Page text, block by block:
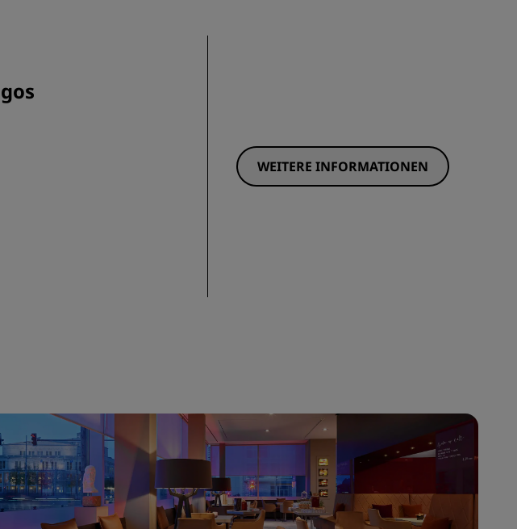
WEITERE INFORMATIONEN